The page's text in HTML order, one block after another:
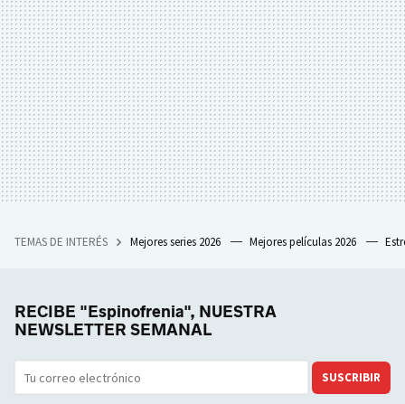
TEMAS DE INTERÉS Mejores series 2026 Mejores películas 2026
RECIBE "Espinofrenia", NUESTRA
NEWSLETTER SEMANAL
SUSCRIBIR